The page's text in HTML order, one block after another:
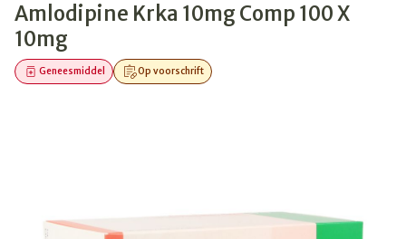
Amlodipine Krka 10mg Comp 100 X
10mg
Op voorschrift
Geneesmiddel